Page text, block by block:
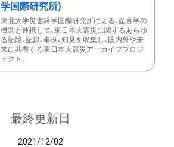
学国際研究所)
東北大学災害科学国際研究所による、産官学の
機関と連携して、東日本大震災に関するあらゆ
る記憶、記録、事例、知見を収集し、国内外や未
来に共有する東日本大震災アーカイブプロジ
ェクト。
最終更新日
2021/12/02